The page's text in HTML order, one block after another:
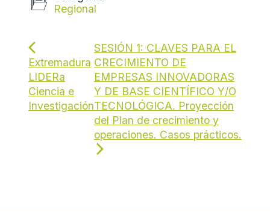
Regional
Extremadura
LIDERa
Ciencia e
Investigación
SESIÓN 1: CLAVES PARA EL
CRECIMIENTO DE
EMPRESAS INNOVADORAS
Y DE BASE CIENTÍFICO Y/O
TECNOLÓGICA. Proyección
del Plan de crecimiento y
operaciones. Casos prácticos.